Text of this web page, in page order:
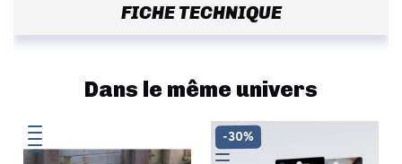
FICHE TECHNIQUE
Dans le même univers
-30%